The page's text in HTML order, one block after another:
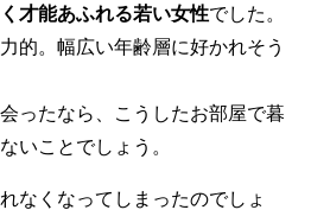
才能あふれる若い女性でした。
的。幅広い年齢層に好かれそう
ったなら、こうしたお部屋で暮
いことでしょう。
なくなってしまったのでしょ